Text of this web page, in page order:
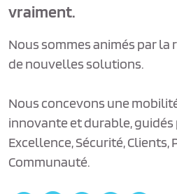
vraiment.
Nous sommes animés par
de nouvelles solutions.
Nous concevons une
innovante et durable, guidés
Excellence, Sécurité, Clients,
Communauté.